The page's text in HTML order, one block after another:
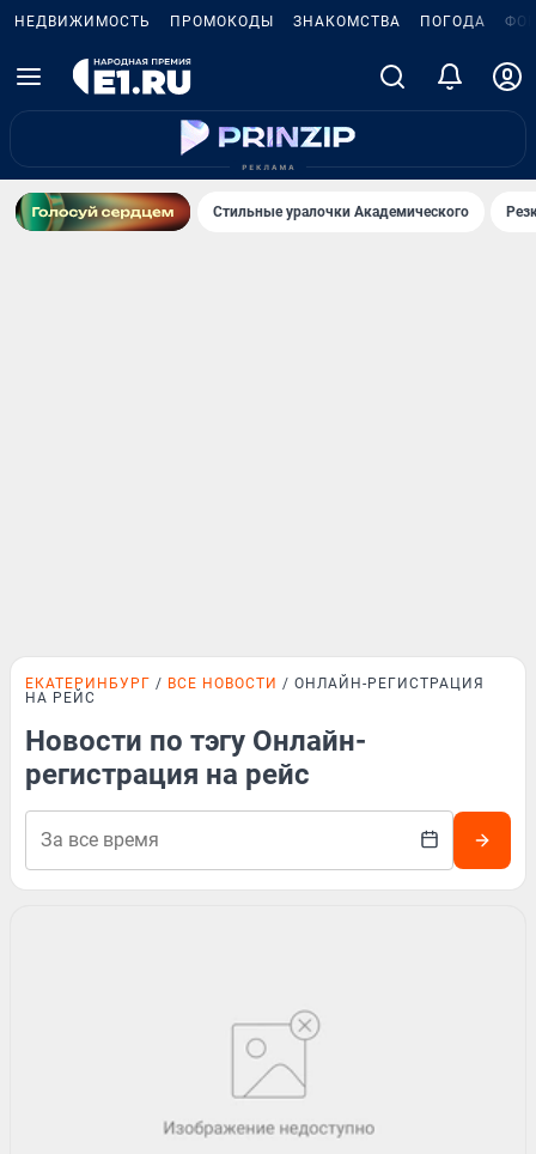
НЕДВИЖИМОСТЬ ПРОМОКОДЫ ЗНАКОМСТВА ПОГОДА
Стильные уралочки Академического
ЕКАТЕРИНБУРГ ВСЕ НОВОСТИ
ОНЛАЙН-РЕГИСТРАЦИЯ
НА РЕЙС
Новости по тэгу Онлайн-
регистрация на рейс